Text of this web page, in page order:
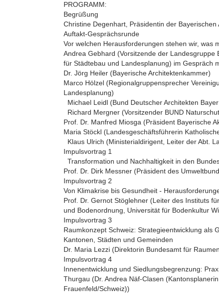
PROGRAMM:
Begrüßung
Christine Degenhart, Präsidentin der Bayerischen
Auftakt-Gesprächsrunde
Vor welchen Herausforderungen stehen wir, was
Andrea Gebhard (Vorsitzende der Landesgruppe
für Städtebau und Landesplanung) im Gespräch
Dr. Jörg Heiler (Bayerische Architektenkammer)
Marco Hölzel (Regionalgruppensprecher
Landesplanung)
Michael Leidl (Bund Deutscher Architekten
Richard Mergner (Vorsitzender BUND
Prof. Dr. Manfred Miosga (Präsident Bayerische
Maria Stöckl (Landesgeschäftsführerin
Klaus Ulrich (Ministerialdirigent, Leiter der Abt.
Impulsvortrag 1
Transformation und Nachhaltigkeit in den
Prof. Dr. Dirk Messner (Präsident des
Impulsvortrag 2
Von Klimakrise bis Gesundheit -
Prof. Dr. Gernot Stöglehner (Leiter des Instituts
und Bodenordnung, Universität für Bodenkultur
Impulsvortrag 3
Raumkonzept Schweiz: Strategieentwicklung als
Kantonen, Städten und Gemeinden
Dr. Maria Lezzi (Direktorin Bundesamt für
Impulsvortrag 4
Innenentwicklung und Siedlungsbegrenzung:
Thurgau (Dr. Andrea Näf-Clasen
Frauenfeld/Schweiz))